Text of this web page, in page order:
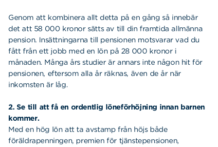
Genom att kombinera allt detta på en gång så innebär
det att 58 000 kronor sätts av till din framtida allmänna
pension. Insättningarna till pensionen motsvarar vad du
fått från ett jobb med en lön på 28 000 kronor i
månaden. Många års studier är annars inte någon hit för
pensionen, eftersom alla år räknas, även de år när
inkomsten är låg.
2. Se till att få en ordentlig löneförhöjning innan barnen
kommer.
Med en hög lön att ta avstamp från höjs både
föräldrapenningen, premien för tjänstepensionen,